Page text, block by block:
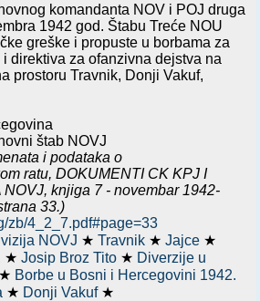
komandanta NOV i POJ druga
1942 god. Štabu Treće NOU
greške i propuste u borbama za
direktiva za ofanzivna dejstva na
prostoru Travnik, Donji Vakuf,
štab NOVJ
i podataka o
ratu,DOKUMENTI CK KPJ I
knjiga 7 - novembar 1942-
33.)
zb/4_2_7.pdf#page=33
NOVJ ★Travnik ★Jajce ★
★Josip Broz Tito ★ Diverzije u
★ Borbe u Bosni i Hercegovini 1942.
★ Donji Vakuf ★